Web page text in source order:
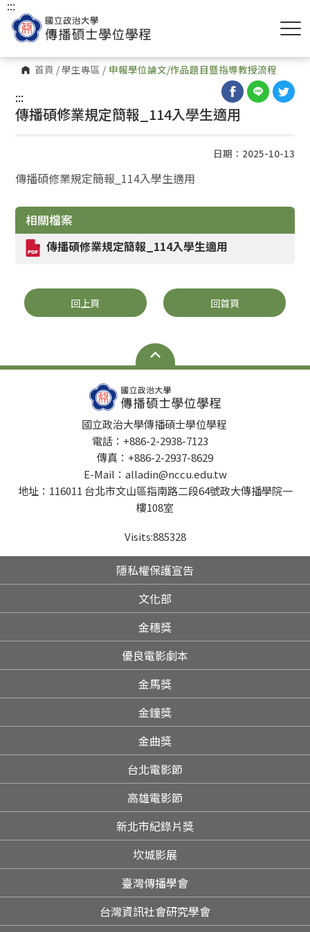
首頁 /學生專區 / 申報學位論文/作品題目暨指導教授流程
:::
:::
傳播碩修業規定簡報_114入學生適用
日期：2025-10-13
傳播碩修業規定簡報_114入學生適用
相關檔案
傳播碩修業規定簡報_114入學生適用
回上頁 回首頁
國立政治大學傳播碩士學位學程
電話：+886-2-2938-7123
傳真：+886-2-2937-8629
E-Mail：alladin@nccu.edu.tw
地址：116011 台北市文山區指南路二段64號政大傳播學院一
樓108室
Visits:885328
隱私權保護宣告
文化部
金穗獎
優良電影劇本
金馬獎
金鐘獎
金曲獎
台北電影節
高雄電影節
新北市紀錄片獎
坎城影展
臺灣傳播學會
台灣資訊社會研究學會